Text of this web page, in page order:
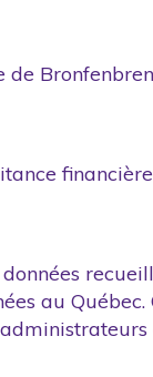
au